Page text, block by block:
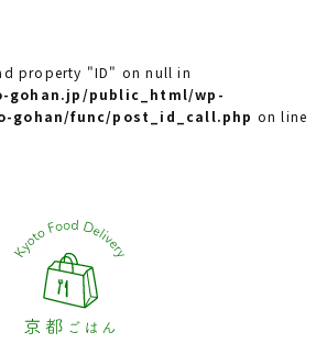
property "ID" on null in
gohan.jp/public_html/wp-
gohan/func/post_id_call.php on line